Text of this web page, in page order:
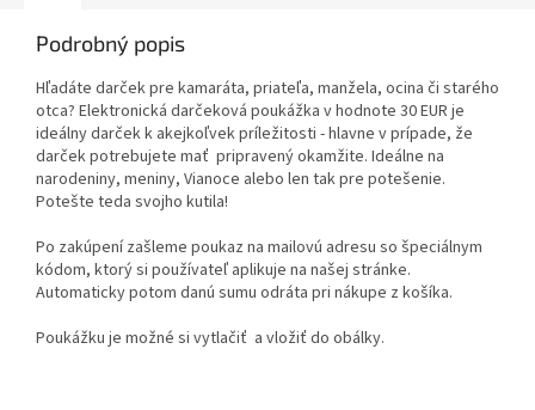
Podrobný popis
Hľadáte darček pre kamaráta, priateľa, manžela, ocina či starého
otca? Elektronická darčeková poukážka v hodnote 30 EUR je
ideálny darček k akejkoľvek príležitosti - hlavne v prípade, že
darček potrebujete mať pripravený okamžite. Ideálne na
narodeniny, meniny, Vianoce alebo len tak pre potešenie.
Potešte teda svojho kutila!
Po zakúpení zašleme poukaz na mailovú adresu so špeciálnym
kódom, ktorý si používateľ aplikuje na našej stránke.
Automaticky potom danú sumu odráta pri nákupe z košíka.
Poukážku je možné si vytlačiť a vložiť do obálky.